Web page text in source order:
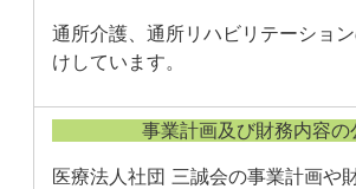
通所介護、通所リハビリテーショ
けしています。
事業計画及び財務内容の
医療法人社団 三誠会の事業計画や